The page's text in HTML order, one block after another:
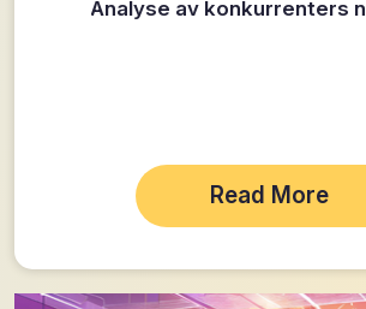
Analyse av konkurrenters
Read More